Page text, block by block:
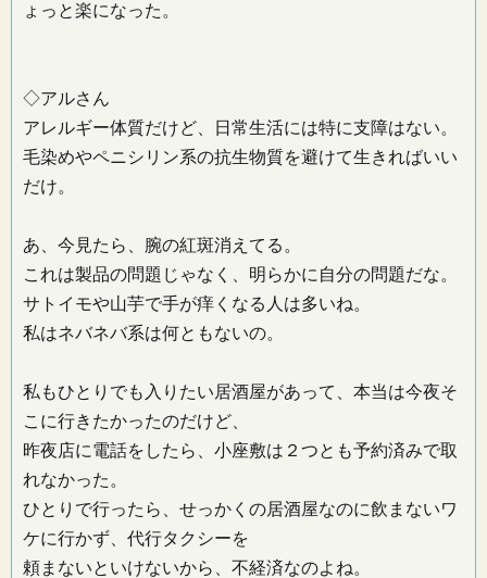
ょっと楽になった。
◇アルさん
アレルギー体質だけど、日常生活には特に支障はない。
毛染めやペニシリン系の抗生物質を避けて生きればいい
だけ。
あ、今見たら、腕の紅斑消えてる。
これは製品の問題じゃなく、明らかに自分の問題だな。
サトイモや山芋で手が痒くなる人は多いね。
私はネバネバ系は何ともないの。
私もひとりでも入りたい居酒屋があって、本当は今夜そ
こに行きたかったのだけど、
昨夜店に電話をしたら、小座敷は２つとも予約済みで取
れなかった。
ひとりで行ったら、せっかくの居酒屋なのに飲まないワ
ケに行かず、代行タクシーを
頼まないといけないから、不経済なのよね。